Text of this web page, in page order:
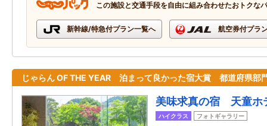
この施設と交通手段を自由に組み合わせたおトクな
新幹線/特急付プラン一覧へ 航空券付プラ
じゃらん OF THE YEAR 泊まって良かった宿大賞 都道府県部
美味求真の宿 天童ホ
ハイクラス フォトギャラリー